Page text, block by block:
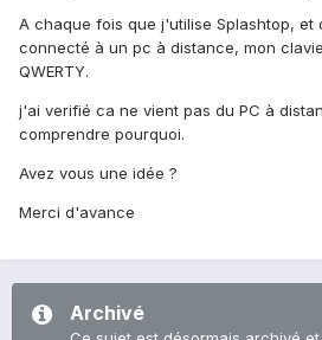
A chaque fois que j'utilise Splashtop, et
connecté à un pc à distance, mon
QWERTY.
j'ai verifié ca ne vient pas du PC à
comprendre pourquoi.
Avez vous une idée ?
Merci d'avance
Archivé